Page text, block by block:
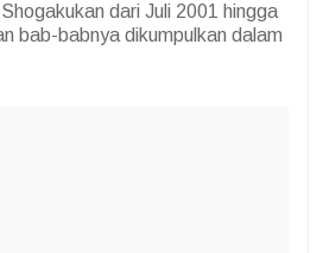
dari Juli 2001 hingga
bab-babnya dikumpulkan dalam